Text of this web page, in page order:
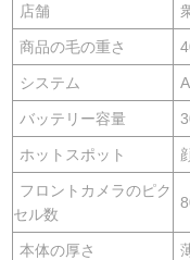
店舗
商品の毛の重さ
システム
バッテリー容量
ホットスポット
フロントカメラのピク
セル数
本体の厚さ